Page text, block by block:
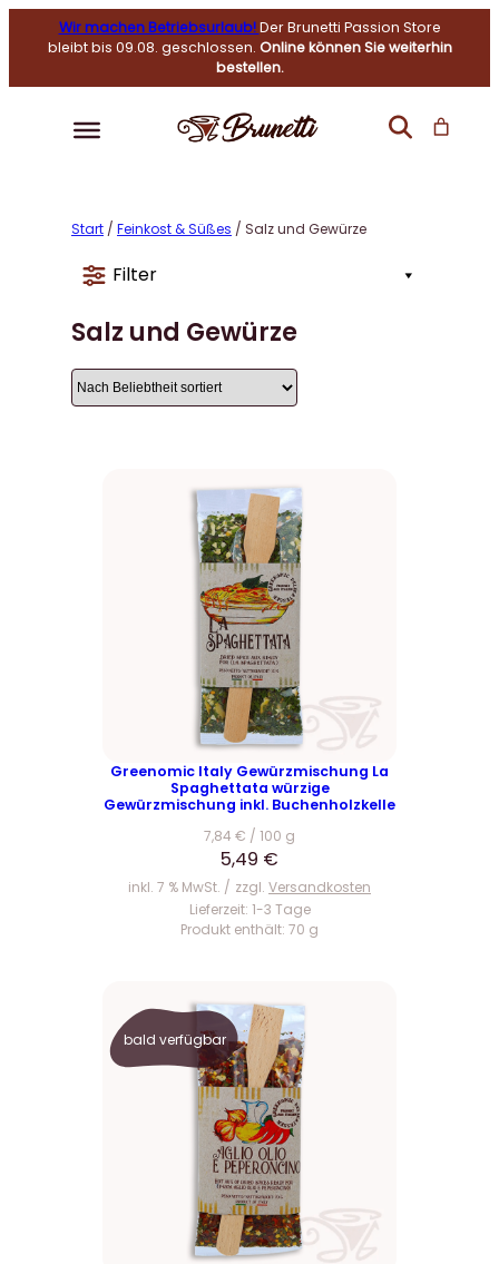
Wir machen Betriebsurlaub!Der Brunetti Passion Store
bleibt bis 09.08. geschlossen. Online können Sie weiterhin
bestellen.
Start / Feinkost & Süßes / Salz und Gewürze
Filter
Salz und Gewürze
Greenomic Italy Gewürzmischung La
Spaghettata würzige
Gewürzmischung inkl. Buchenholzkelle
7,84 € / 100 g
5,49 €
inkl. 7 % MwSt. zzgl. Versandkosten
Lieferzeit: 1-3 Tage
Produkt enthält: 70 g
bald verfügbar